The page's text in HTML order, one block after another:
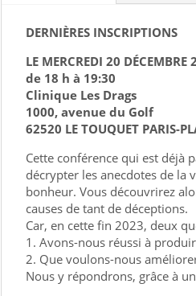
DERNIÈRES INSCRIPTIONS
LE MERCREDI 20 DÉCEMBRE
de 18 h à 19:30
Clinique Les Drags
1000, avenue du Golf
62520 LE TOUQUET PARIS-
Cette conférence qui est déjà
décrypter les anecdotes de la
bonheur.Vous découvrirez
causes de tant de déceptions.
Car, en cette fin 2023, deux
1. Avons-nous réussi à
2. Que voulons-nous
Nous y répondrons, grâce à